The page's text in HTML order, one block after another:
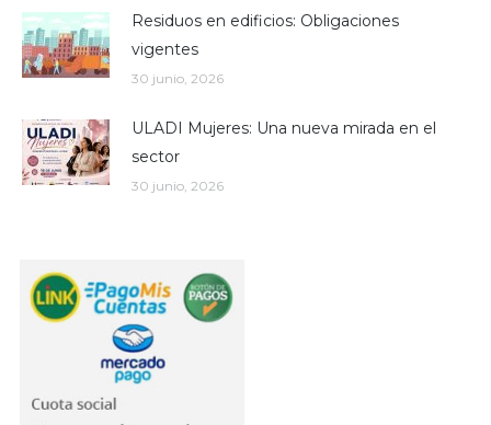
Residuos en edificios: Obligaciones
vigentes
30 junio, 2026
ULADI Mujeres: Una nueva mirada en el
sector
30 junio, 2026